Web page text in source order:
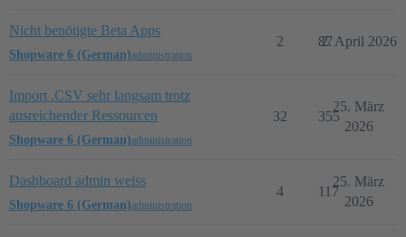
Nicht benötigte Beta Apps
Shopware 6 (German)administration
2 87
2. April 2026
Import .CSV sehr langsam trotz
ausreichender Ressourcen
Shopware 6 (German)administration
32 355
25. März
2026
Dashboard admin weiss
Shopware 6 (German)administration
4 117
25. März
2026